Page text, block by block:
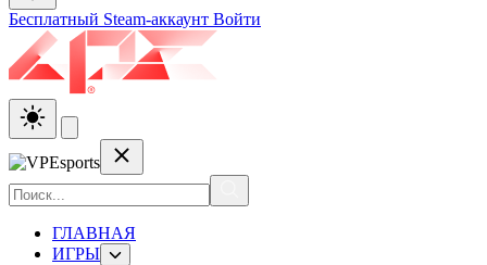
Бесплатный Steam-аккаунт Войти
ГЛАВНАЯ
ИГРЫ